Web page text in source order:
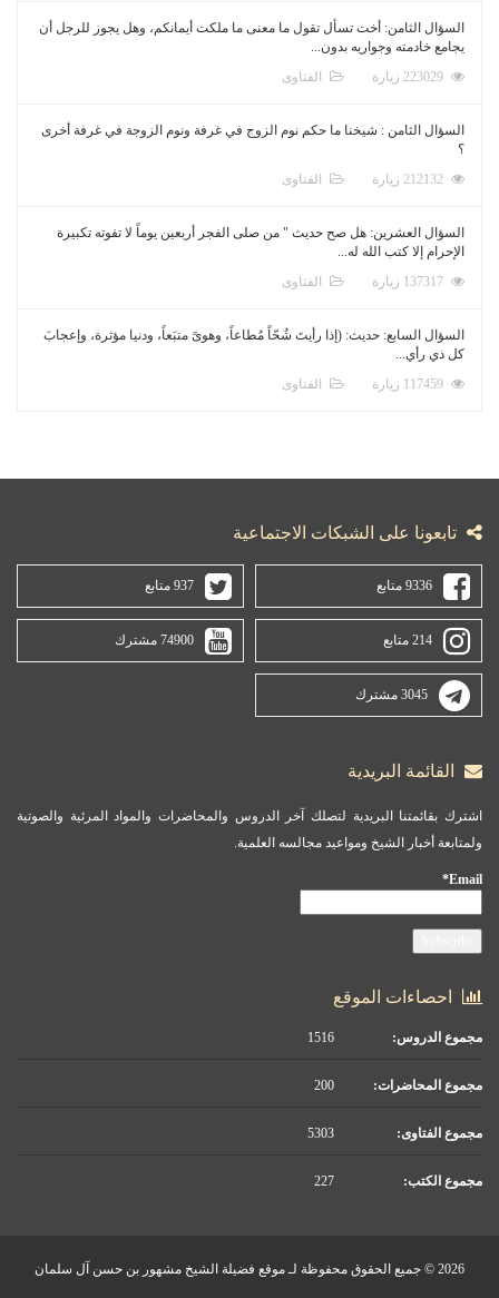
السؤال الثامن: أخت تسأل تقول ما معنى ما ملكت أيمانكم، وهل يجوز للرجل أن
يجامع خادمته وجواريه بدون...
الفتاوى
السؤال الثامن : شيخنا ما حكم نوم الزوج في غرفة ونوم الزوجة في غرفة أخرى
؟
الفتاوى
السؤال العشرين: هل صح حديث " من صلى الفجر أربعين يوماً لا تفوته تكبيرة
الإحرام إلا كتب الله له...
الفتاوى
السؤال السابع: حديث: (إذا رأيتَ شُحّاً مُطاعاً، وهوىً متبَعاً، ودنيا مؤثرة، وإعجابَ
كل ذي رأي...
الفتاوى
تابعونا على الشبكات الاجتماعية
9336 متابع 937 متابع
214 متابع 74900 مشترك
3045 مشترك
القائمة البريدية
اشترك بقائمتنا البريدية لتصلك آخر الدروس والمحاضرات والمواد المرئية والصوتية
ولمتابعة أخبار الشيخ ومواعيد مجالسه العلمية.
Email*
احصاءات الموقع
مجموع الدروس:
مجموع المحاضرات:
مجموع الفتاوى:
مجموع الكتب:
2026 © جميع الحقوق محفوظة لـ موقع فضيلة الشيخ مشهور بن حسن آل سلمان